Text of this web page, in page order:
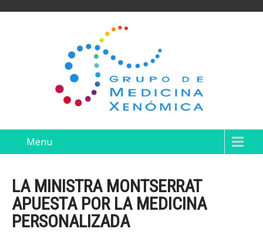
Menu
LA MINISTRA MONTSERRAT
APUESTA POR LA MEDICINA
PERSONALIZADA